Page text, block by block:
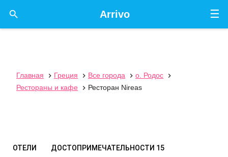
☰
Arrivo

Главная  Греция  Все города  о. Родос

Рестораны и кафе
 Ресторан Nireas
ОТЕЛИ ДОСТОПРИМЕЧАТЕЛЬНОСТИ 15